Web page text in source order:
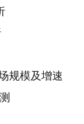
规模及增速